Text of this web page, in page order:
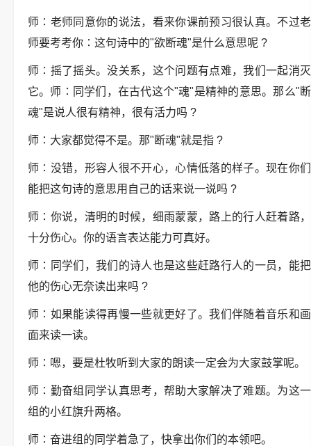
师 ∶ 老师同意你的说法，看来你课前预习很认真。不过老
师要考考你 ∶ 这句诗中的"欲断魂"是什么意思呢 ?
师 ∶ 摇了摇头。没关系，这个问题有点难，我们一起消灭
它。师 ∶ 同学们，在古代这个"魂"是精神的意思。那么"断
魂"是说人很有精神，很有活力吗 ?
师 ∶ 大家都觉得不是。那"断魂"就是指 ?
师 ∶ 没错，形容人很不开心，心情低落的样子。现在你们
能把这句诗的意思用自己的话来说一说吗 ?
师 ∶ 你说，清明的时候，细雨蒙蒙，路上的行人赶着路，
十分伤心。你的语言表达能力可真好。
师 ∶
同学们，我们的诗人也是这些赶路行人的一员，能把
他的伤心无奈读出来吗 ?
师 ∶ 如果能读得再慢一些就更好了。我们伴随着音乐和画
面来读一读。
师 ∶ 嗯，要是杜牧听到大家的朗读一定会为大家鼓掌呢。
师 ∶ 勤奋组同学认真思考，帮助大家解决了难题。为这一
组的小红旗升两格。
师 ∶ 奋进组的同学着急了，快拿出你们的本领吧。